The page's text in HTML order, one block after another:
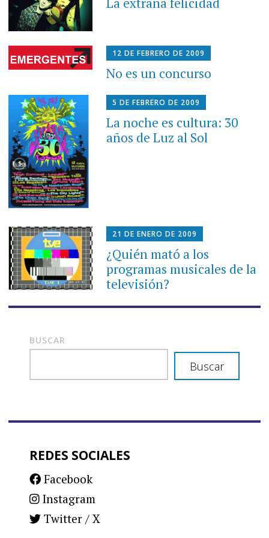
12 DE FEBRERO DE 2009
No es un concurso
5 DE FEBRERO DE 2009
La noche es cultura: 30
años de Luz al Sol
21 DE ENERO DE 2009
¿Quién mató a los
programas musicales de la
televisión?
BUSCAR
Buscar
REDES SOCIALES
Facebook
Instagram
Twitter / X